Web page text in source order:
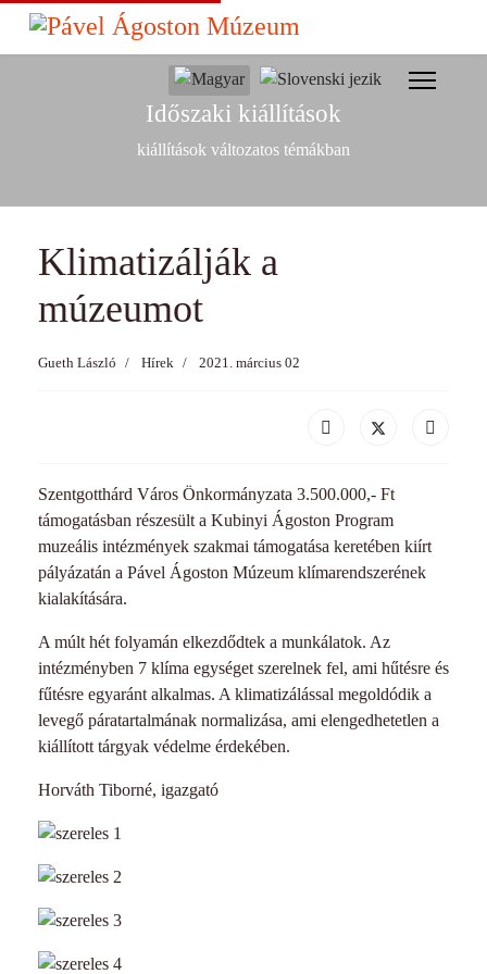
Válasszon nyelvet
Időszaki kiállítások
kiállítások változatos témákban
Klimatizálják a
múzeumot
Gueth László Hírek 2021. március 02
Szentgotthárd Város Önkormányzata 3.500.000,- Ft
támogatásban részesült a Kubinyi Ágoston Program
muzeális intézmények szakmai támogatása keretében kiírt
pályázatán a Pável Ágoston Múzeum klímarendszerének
kialakítására.
A múlt hét folyamán elkezdődtek a munkálatok. Az
intézményben 7 klíma egységet szerelnek fel, ami hűtésre és
fűtésre egyaránt alkalmas. A klimatizálással megoldódik a
levegő páratartalmának normalizása, ami elengedhetetlen a
kiállított tárgyak védelme érdekében.
Horváth Tiborné, igazgató
hónap